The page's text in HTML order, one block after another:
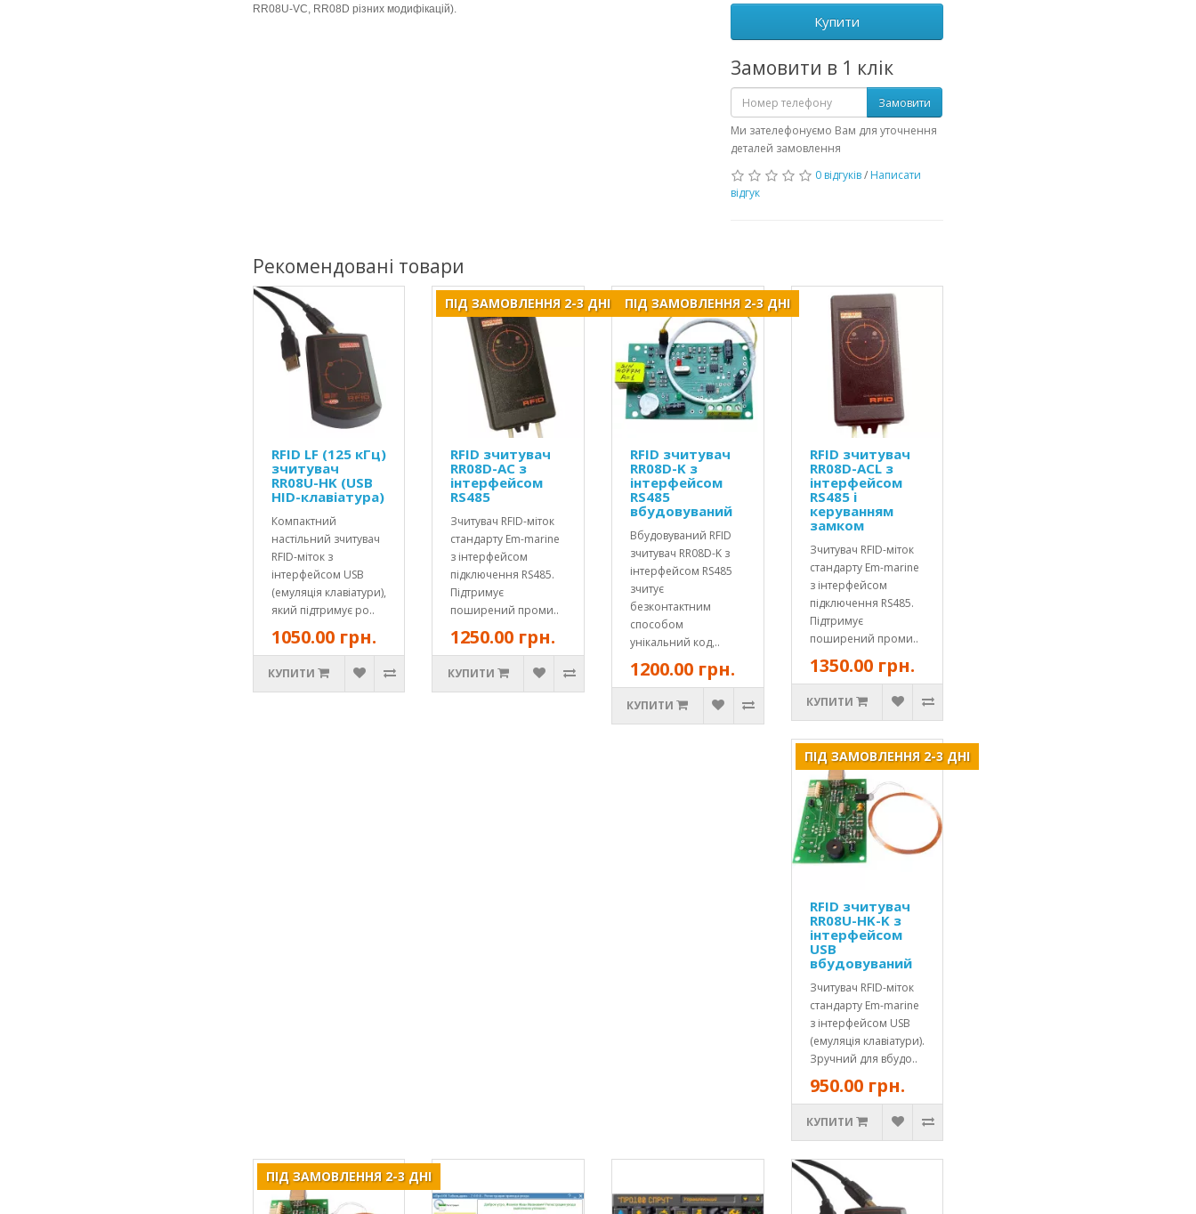
RR08U-VC, RR08D різних модифікацій).
Купити
Замовити в 1 клік
Замовити
Ми зателефонуємо Вам для уточнення
деталей замовлення
0 відгуків/ Написати
відгук
Рекомендовані товари
RFID LF (125 кГц)
зчитувач
RR08U-HK (USB
HID-клавіатура)
Компактний
настільний зчитувач
RFID-міток з
інтерфейсом USB
(емуляція клавіатури),
який підтримує ро..
1050.00 грн.
КУПИТИ
RFID зчитувач
RR08D-AC з
інтерфейсом
RS485
Зчитувач RFID-міток
стандарту Em-marine
з інтерфейсом
підключення RS485.
Підтримує
поширений проми..
ПІД ЗАМОВЛЕННЯ 2-3 ДНІ
1250.00 грн.
КУПИТИ
RFID зчитувач
RR08D-K з
інтерфейсом
RS485
вбудовуваний
Вбудовуваний RFID
зчитувач RR08D-K з
інтерфейсом RS485
зчитує
безконтактним
способом
унікальний код,..
ПІД ЗАМОВЛЕННЯ 2-3 ДНІ
1200.00 грн.
КУПИТИ
RFID зчитувач
RR08D-ACL з
інтерфейсом
RS485 і
керуванням
замком
Зчитувач RFID-міток
стандарту Em-marine
з інтерфейсом
підключення RS485.
Підтримує
поширений проми..
1350.00 грн.
КУПИТИ
RFID зчитувач
RR08U-HK-K з
інтерфейсом
USB
вбудовуваний
Зчитувач RFID-міток
стандарту Em-marine
з інтерфейсом USB
(емуляція клавіатури).
Зручний для вбудо..
ПІД ЗАМОВЛЕННЯ 2-3 ДНІ
950.00 грн.
КУПИТИ
ПІД ЗАМОВЛЕННЯ 2-3 ДНІ